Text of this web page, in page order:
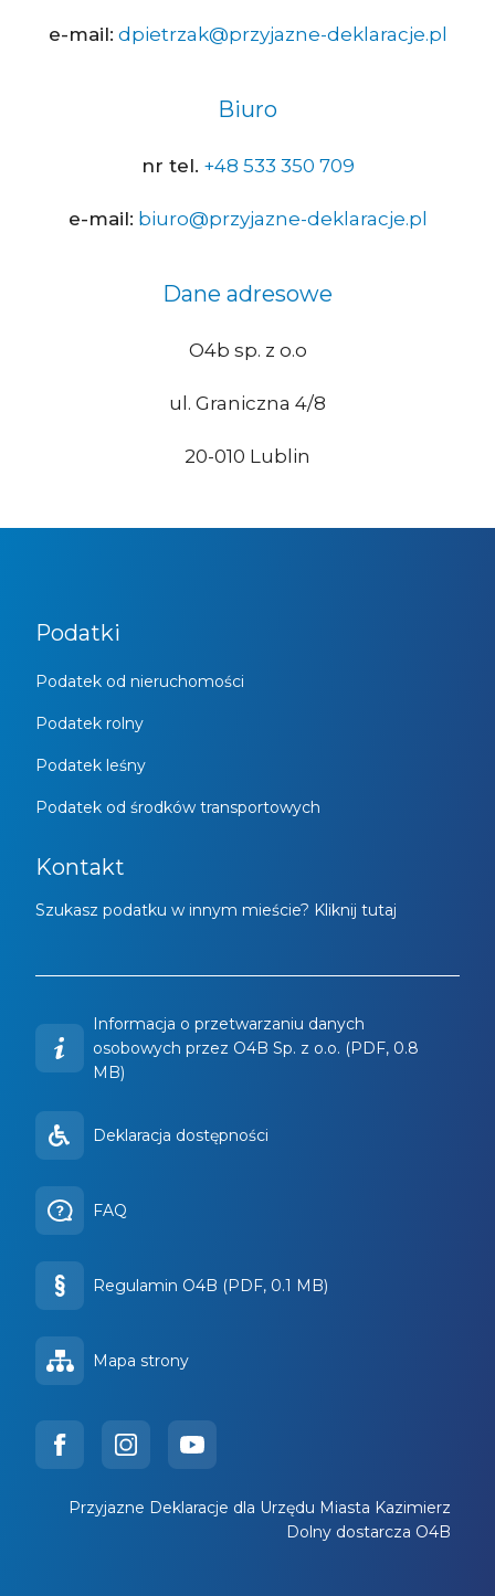
e-mail: dpietrzak@przyjazne-deklaracje.pl
Biuro
nr tel. +48 533 350 709
e-mail: biuro@przyjazne-deklaracje.pl
Dane adresowe
O4b sp. z o.o
ul. Graniczna 4/8
20-010 Lublin
Podatki
Podatek od nieruchomości
Podatek rolny
Podatek leśny
Podatek od środków transportowych
Kontakt
Szukasz podatku w innym mieście? Kliknij tutaj
Informacja o przetwarzaniu danych
osobowych przez O4B Sp. z o.o. (PDF, 0.8
MB)
Deklaracja dostępności
FAQ
Regulamin O4B (PDF, 0.1 MB)
Mapa strony
Przyjazne Deklaracje dla Urzędu Miasta Kazimierz
Dolny dostarcza O4B